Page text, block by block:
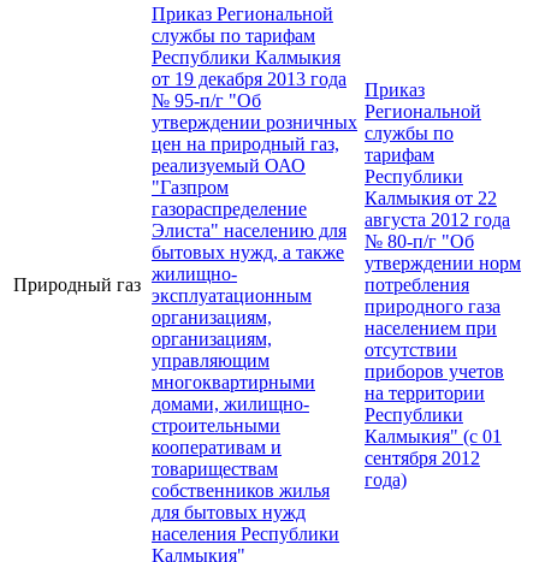
Природный газ
Приказ Региональной
службы по тарифам
Республики Калмыкия
от 19 декабря 2013 года
№ 95-п/г "Об
утверждении розничных
цен на природный газ,
реализуемый ОАО
"Газпром
газораспределение
Элиста" населению для
бытовых нужд, а также
жилищно-
эксплуатационным
организациям,
организациям,
управляющим
многоквартирными
домами, жилищно-
строительными
кооперативам и
товариществам
собственников жилья
для бытовых нужд
населения Республики
Калмыкия"
Приказ
Региональной
службы по
тарифам
Республики
Калмыкия от 22
августа 2012 года
№ 80-п/г "Об
утверждении норм
потребления
природного газа
населением при
отсутствии
приборов учетов
на территории
Республики
Калмыкия" (с 01
сентября 2012
года)